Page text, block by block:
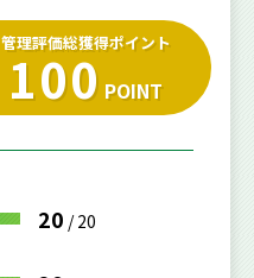
管理評価総獲得ポイント
100 POINT
20 /20